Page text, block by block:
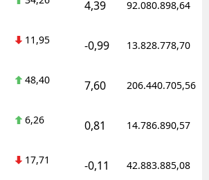
4,39 92.080.898,64
11,95 -0,99 13.828.778,70
48,40 7,60 206.440.705,56
6,26 0,81 14.786.890,57
17,71 -0,11 42.883.885,08